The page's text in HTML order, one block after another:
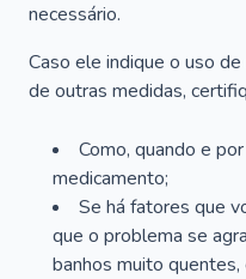
necessário.
Caso ele indique o uso
de outras medidas,
Como, quando e
medicamento;
Se há fatores que
que o problema se
banhos muito